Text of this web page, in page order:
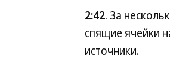
2:42. За
спящие ячейки
источники.